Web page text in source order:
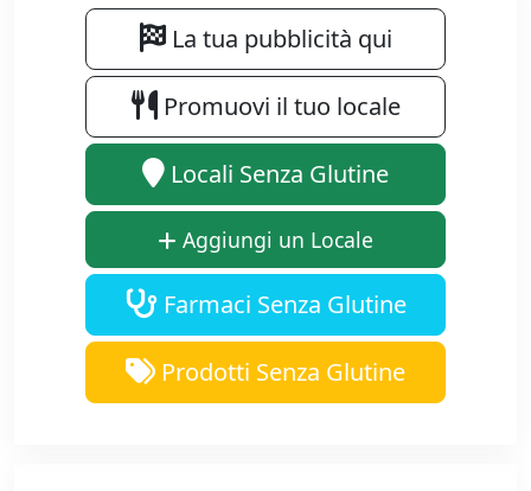
La tua pubblicità qui
Promuovi il tuo locale
Locali Senza Glutine
Aggiungi un Locale
Farmaci Senza Glutine
Prodotti Senza Glutine